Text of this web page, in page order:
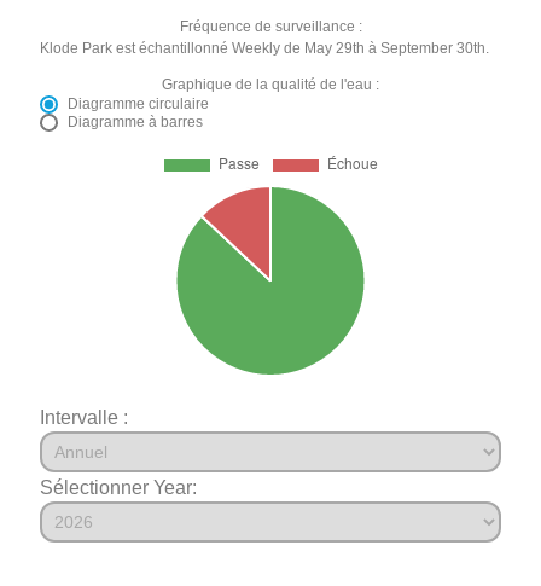
Fréquence de surveillance :
Klode Park est échantillonné Weekly de May 29th à September 30th.
Graphique de la qualité de l'eau :
Diagramme circulaire
Diagramme à barres
Intervalle :
Sélectionner Year: